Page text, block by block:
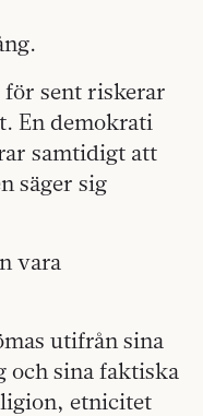
för sent riskerar
En demokrati
samtidigt att
säger sig
vara
utifrån sina
och sina faktiska
etnicitet